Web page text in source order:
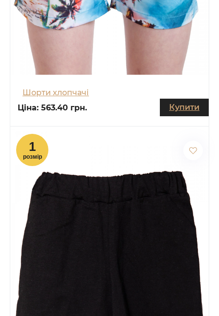
Шорти хлопчачі
Ціна: 563.40 грн. Купити